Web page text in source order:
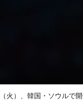
火）、韓国・ソウル